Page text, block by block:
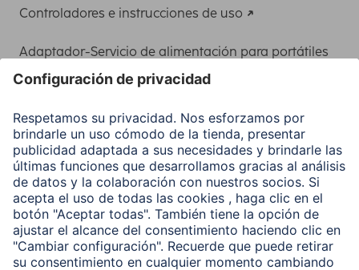
Controladores e instrucciones de uso
Adaptador-Servicio de alimentación para portátiles
Clientes online
Conviértete en distribuidor
Compañía
Historia de la empresa